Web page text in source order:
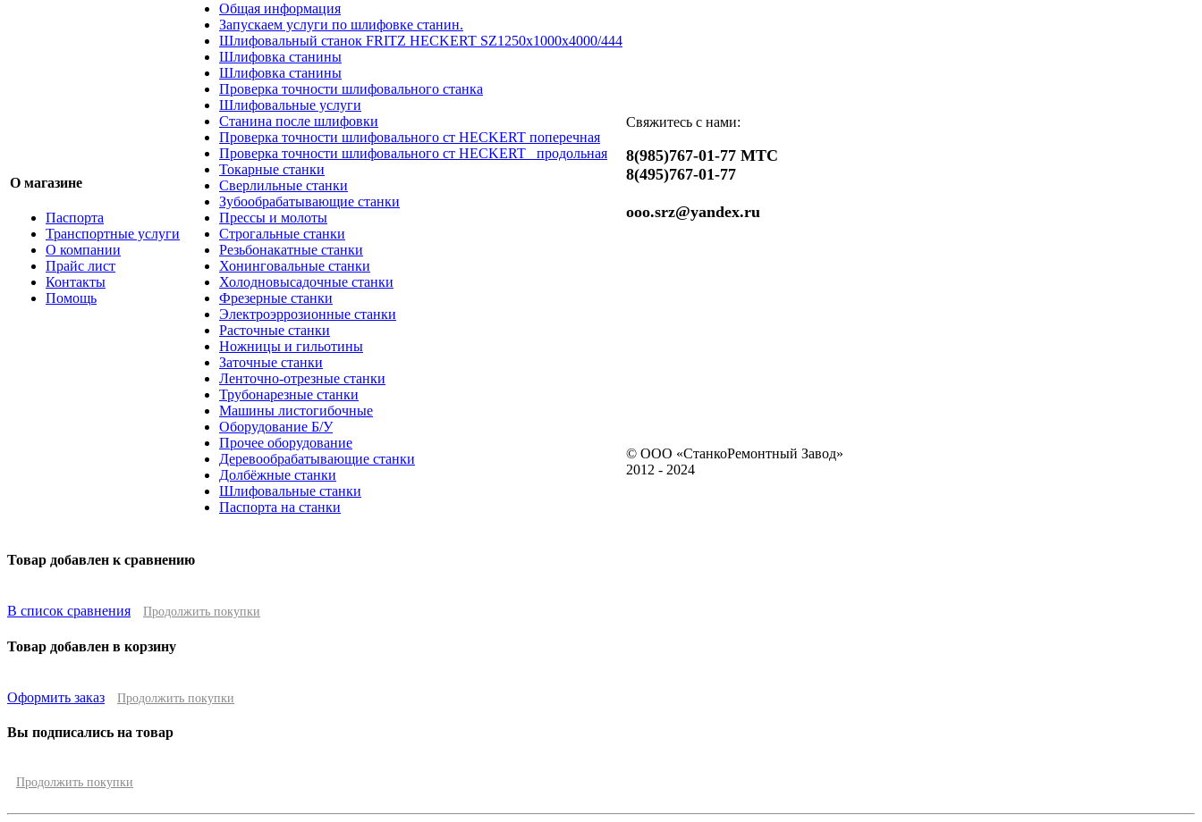
О магазине
Паспорта
Транспортные услуги
О компании
Прайс лист
Контакты
Помощь
Общая информация
Запускаем услуги по шлифовке станин.
Шлифовальный станок FRITZ HECKERT SZ1250x1000x4000/444
Шлифовка станины
Шлифовка станины
Проверка точности шлифовального станка
Шлифовальные услуги
Станина после шлифовки
Проверка точности шлифовального ст HECKERT поперечная
Проверка точности шлифовального ст HECKERT _продольная
Токарные станки
Сверлильные станки
Зубообрабатывающие станки
Прессы и молоты
Строгальные станки
Резьбонакатные станки
Хонинговальные станки
Холодновысадочные станки
Фрезерные станки
Электроэррозионные станки
Расточные станки
Ножницы и гильотины
Заточные станки
Ленточно-отрезные станки
Трубонарезные станки
Машины листогибочные
Оборудование Б/У
Прочее оборудование
Деревообрабатывающие станки
Долбёжные станки
Шлифовальные станки
Паспорта на станки
Свяжитесь с нами:
8(985)767-01-77 МТС
8(495)767-01-77
ooo.srz@yandex.ru
© ООО «СтанкоРемонтный Завод»
2012 - 2024
Товар добавлен к сравнению
В список сравнения Продолжить покупки
Товар добавлен в корзину
Оформить заказ Продолжить покупки
Вы подписались на товар
Продолжить покупки